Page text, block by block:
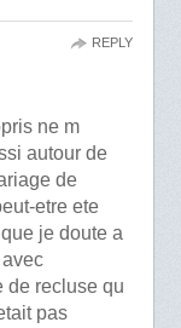
ne m
autour de
de
etre ete
je doute a
de recluse qu
pas
REPLY